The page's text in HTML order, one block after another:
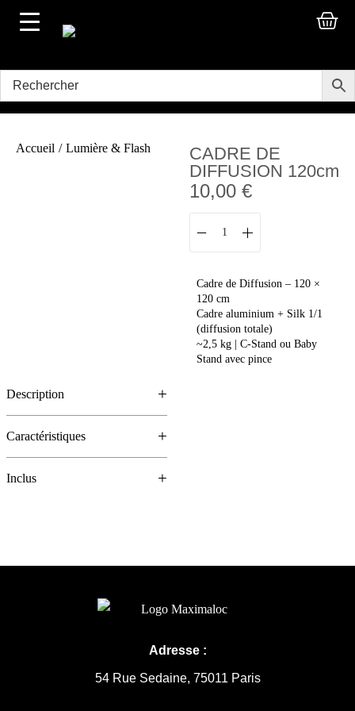
Accueil / Lumière & Flash
Description
Caractéristiques
Inclus
CADRE DE
DIFFUSION 120cm
10,00 €
Cadre de Diffusion – 120 ×
120 cm
Cadre aluminium + Silk 1/1
(diffusion totale)
~2,5 kg | C-Stand ou Baby
Stand avec pince
Adresse :
54 Rue Sedaine, 75011 Paris